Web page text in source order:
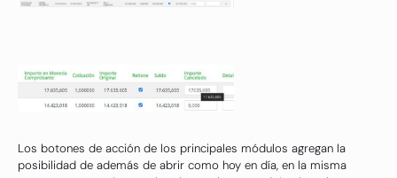
Los botones de acción de los principales módulos agregan la
posibilidad de además de abrir como hoy en día, en la misma